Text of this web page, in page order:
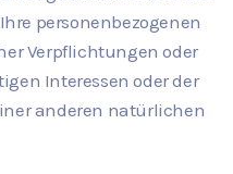
personenbezogenen
Verpflichtungen oder
Interessen oder der
anderen natürlichen